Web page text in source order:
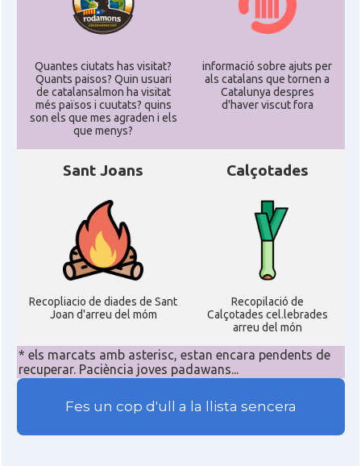
Quantes ciutats has visitat?
Quants paisos? Quin usuari
de catalansalmon ha visitat
més països i cuutats? quins
son els que mes agraden i els
que menys?
informació sobre ajuts per
als catalans que tornen a
Catalunya despres
d'haver viscut fora
Sant Joans
Recopliacio de diades de Sant
Joan d'arreu del móm
Calçotades
Recopilació de
Calçotades cel.lebrades
arreu del món
* els marcats amb asterisc, estan encara pendents de
recuperar. Paciència joves padawans...
Fes un cop d'ull a la llista sencera